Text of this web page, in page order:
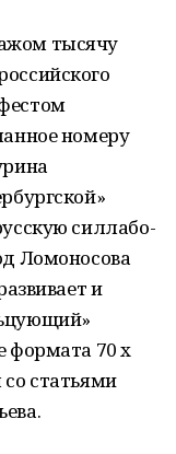
тысячу
номеру
силлабо-
Ломоносова
и
формата 70 х
статьями